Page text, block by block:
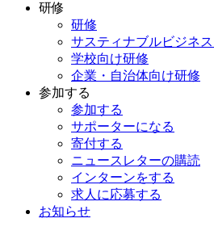
研修
研修
サスティナブルビジネ
学校向け研修
企業・自治体向け研修
参加する
参加する
サポーターになる
寄付する
ニュースレターの購読
インターンをする
求人に応募する
お知らせ